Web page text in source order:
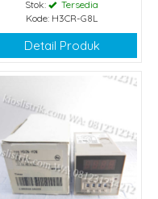
Stok:
Tersedia
Kode: H3CR-G8L
Detail Produk